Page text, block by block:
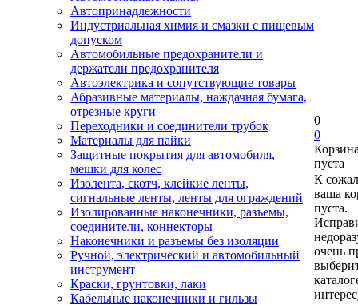
Автопринадлежности
Индустриальная химия и смазки с пищевым
допуском
Автомобильные предохранители и
держатели предохранителя
Автоэлектрика и сопутствующие товары
Абразивные материалы, наждачная бумага,
отрезные круги
Переходники и соединители трубок
Материалы для пайки
Защитные покрытия для автомобиля,
мешки для колес
Изолента, скотч, клейкие ленты,
сигнальные ленты, ленты для ограждений
Изолированные наконечники, разъемы,
соединители, коннекторы
Наконечники и разъемы без изоляции
Ручной, электрический и автомобильный
инструмент
Краски, грунтовки, лаки
Кабельные наконечники и гильзы
0
0
пуста
К
ваша
пуста.
очень